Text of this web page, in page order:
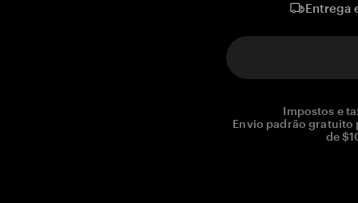
Entrega
Impostos e
Envio padrão gratuito
de